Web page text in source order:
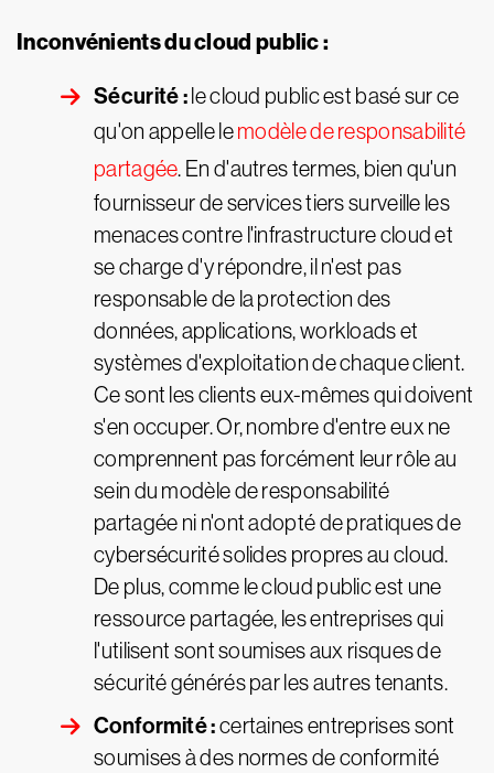
Inconvénients du cloud public :
Sécurité : le cloud public est basé sur ce
qu'on appelle lemodèle de responsabilité
partagée. En d'autres termes, bien qu'un
fournisseur de services tiers surveille les
menaces contre l'infrastructure cloud et
se charge d'y répondre, il n'est pas
responsable de la protection des
données, applications, workloads et
systèmes d'exploitation de chaque client.
Ce sont les clients eux-mêmes qui doivent
s'en occuper. Or, nombre d'entre eux ne
comprennent pas forcément leur rôle au
sein du modèle de responsabilité
partagée ni n'ont adopté de pratiques de
cybersécurité solides propres au cloud.
De plus, comme le cloud public est une
ressource partagée, les entreprises qui
l'utilisent sont soumises aux risques de
sécurité générés par les autres tenants.
Conformité :certaines entreprises sont
soumises à des normes de conformité